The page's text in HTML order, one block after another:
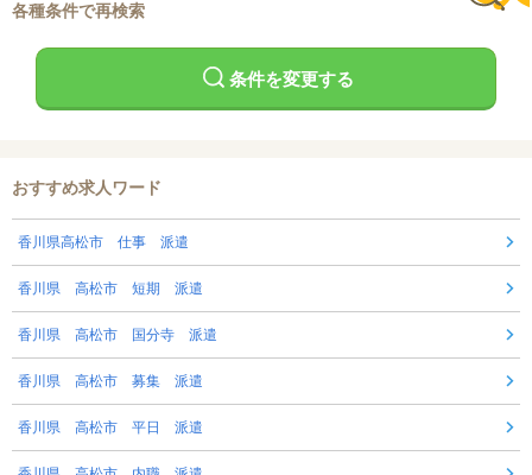
各種条件で再検索
条件を変更する
おすすめ求人ワード
香川県高松市 仕事 派遣
香川県 高松市 短期 派遣
香川県 高松市 国分寺 派遣
香川県 高松市 募集 派遣
香川県 高松市 平日 派遣